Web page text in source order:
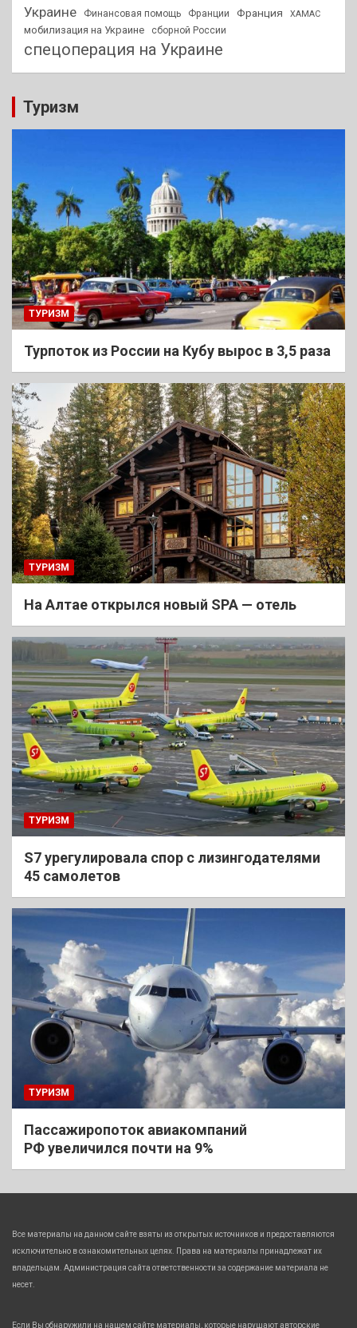
Украине Финансовая помощь Франции Франция ХАМАС
мобилизация на Украине сборной России
спецоперация на Украине
Туризм
ТУРИЗМ
Турпоток из России на Кубу вырос в 3,5 раза
ТУРИЗМ
На Алтае открылся новый SPA — отель
ТУРИЗМ
S7 урегулировала спор с лизингодателями
45 самолетов
ТУРИЗМ
Пассажиропоток авиакомпаний
РФ увеличился почти на 9%
Все материалы на данном сайте взяты из открытых источников и предоставляются
исключительно в ознакомительных целях. Права на материалы принадлежат их
владельцам. Администрация сайта ответственности за содержание материала не
несет.
Если Вы обнаружили на нашем сайте материалы, которые нарушают авторские